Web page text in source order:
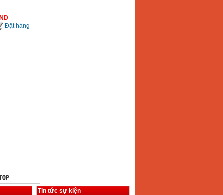
Đặt hàng
Tin tức sự kiện